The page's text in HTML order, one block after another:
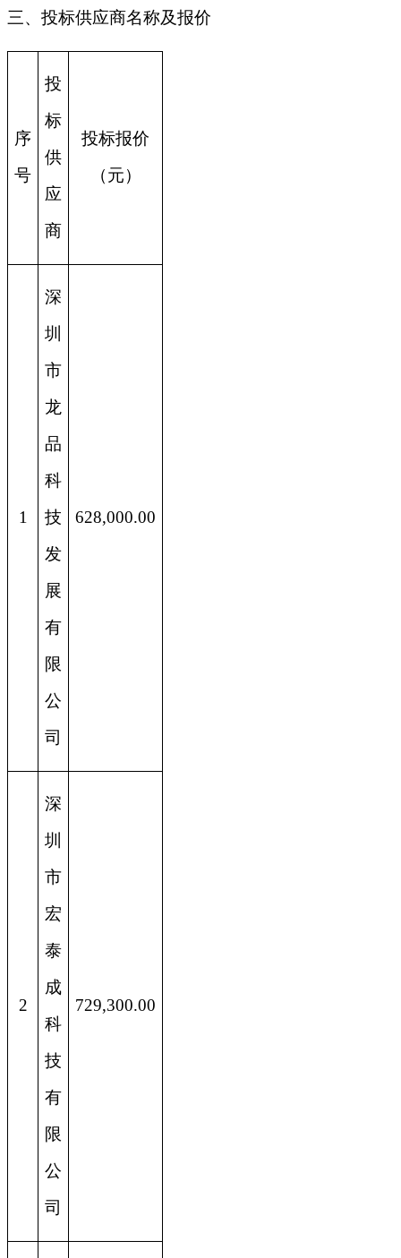
三、投标供应商名称及报价
序
号
投
标
供
应
商
投标报价
（元）
1
深
圳
市
龙
品
科
技
发
展
有
限
公
司
628,000.00
2
深
圳
市
宏
泰
成
科
技
有
限
公
司
729,300.00